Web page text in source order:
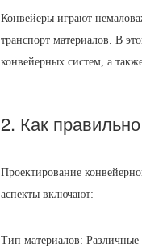
Конвейеры играют
транспорт материалов. В
конвейерных систем, а
2. Как
Проектирование
аспекты включают:
Тип материалов: